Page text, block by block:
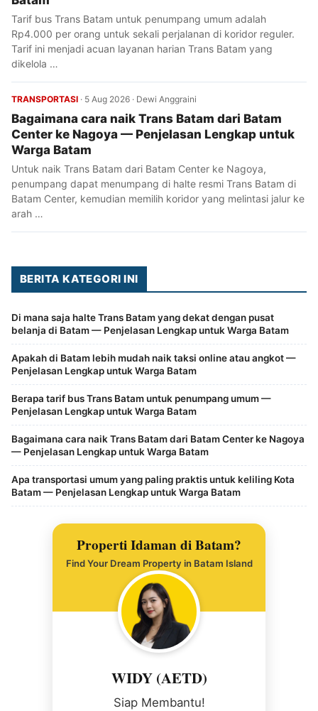
Tarif bus Trans Batam untuk penumpang umum adalah
Rp4.000 per orang untuk sekali perjalanan di koridor reguler.
Tarif ini menjadi acuan layanan harian Trans Batam yang
dikelola …
TRANSPORTASI · 5 Aug 2026 · Dewi Anggraini
Bagaimana cara naik Trans Batam dari Batam
Center ke Nagoya — Penjelasan Lengkap untuk
Warga Batam
Untuk naik Trans Batam dari Batam Center ke Nagoya,
penumpang dapat menumpang di halte resmi Trans Batam di
Batam Center, kemudian memilih koridor yang melintasi jalur ke
arah …
BERITA KATEGORI INI
Di mana saja halte Trans Batam yang dekat dengan pusat
belanja di Batam — Penjelasan Lengkap untuk Warga Batam
Apakah di Batam lebih mudah naik taksi online atau angkot —
Penjelasan Lengkap untuk Warga Batam
Berapa tarif bus Trans Batam untuk penumpang umum —
Penjelasan Lengkap untuk Warga Batam
Bagaimana cara naik Trans Batam dari Batam Center ke Nagoya
— Penjelasan Lengkap untuk Warga Batam
Apa transportasi umum yang paling praktis untuk keliling Kota
Batam — Penjelasan Lengkap untuk Warga Batam
Properti Idaman di Batam?
Find Your Dream Property in Batam Island
WIDY (AETD)
Siap Membantu!